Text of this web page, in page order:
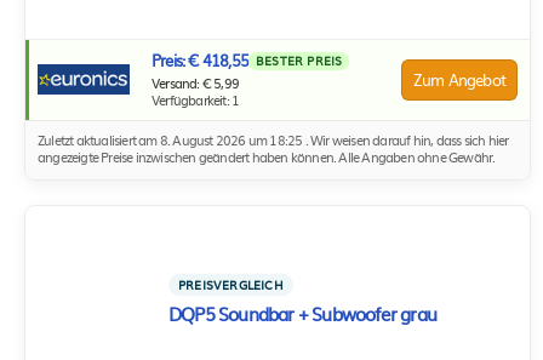
Preis: € 418,55 BESTER PREIS
Versand: € 5,99
Verfügbarkeit: 1
Zum Angebot
Zuletzt aktualisiert am 8. August 2026 um 18:25 . Wir weisen darauf hin, dass sich hier
angezeigte Preise inzwischen geändert haben können. Alle Angaben ohne Gewähr.
PREISVERGLEICH
DQP5 Soundbar + Subwoofer grau